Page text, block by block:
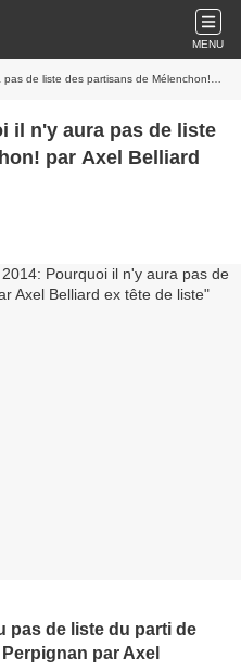
MENU
de Mélenchon! par Axel Belliard ex tête de liste
il n'y aura pas de liste
par Axel Belliard
pas de liste du parti de
par Axel